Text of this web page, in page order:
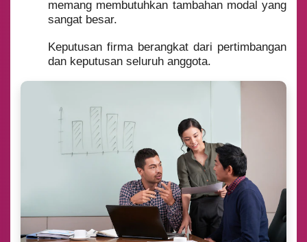
memang membutuhkan tambahan modal yang
sangat besar.
Keputusan firma berangkat dari pertimbangan
dan keputusan seluruh anggota.